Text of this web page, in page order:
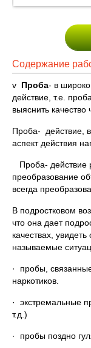
Содержание
v Проба- в
действие, т.е.
выяснить качество
Проба- действие,
аспект действия
Проба- действие
преобразование
всегда
В подростковом
что она дает
качествах,
называемые
· пробы,
наркотиков.
· экстремальные
т.д.)
· пробы поздно